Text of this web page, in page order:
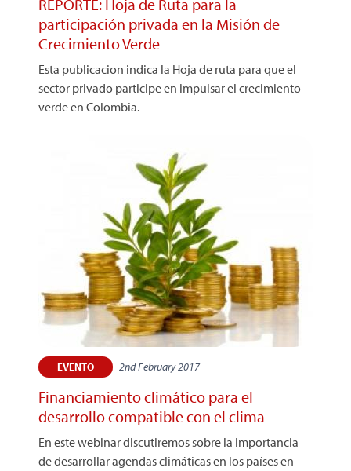
REPORTE: Hoja de Ruta para la
participación privada en la Misión de
Crecimiento Verde
Esta publicacion indica la Hoja de ruta para que el
sector privado participe en impulsar el crecimiento
verde en Colombia.
EVENTO 2nd February 2017
Financiamiento climático para el
desarrollo compatible con el clima
En este webinar discutiremos sobre la importancia
de desarrollar agendas climáticas en los países en